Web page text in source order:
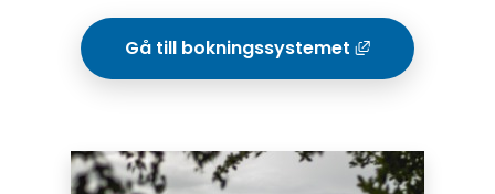
Gå till bokningssystemet
Puffar